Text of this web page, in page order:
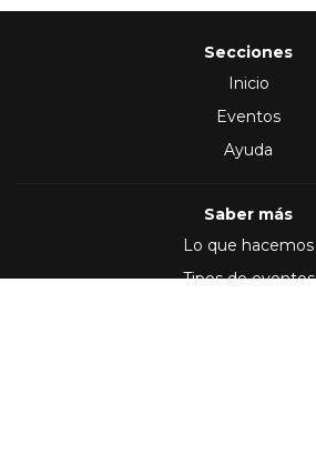
Secciones
Inicio
Eventos
Ayuda
Saber más
Lo que hacemos
Tipos de eventos